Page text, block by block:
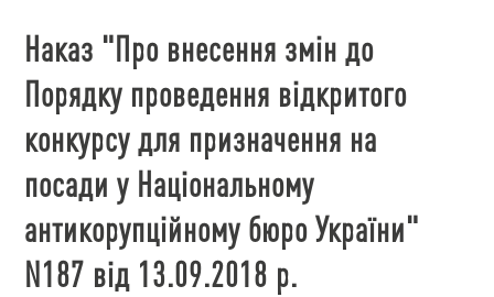
Наказ "Про внесення змін до
Порядку проведення відкритого
конкурсу для призначення на
посади у Національному
антикорупційному бюро України"
N187 від 13.09.2018 р.